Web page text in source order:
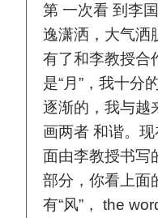
第 一次看 到李
逸潇洒，大气洒
有了和李教授合
是“月”，我十分
逐渐的，我与越
画两者 和谐。现
面由李教授书写
部分，你看上面
有“风”， the